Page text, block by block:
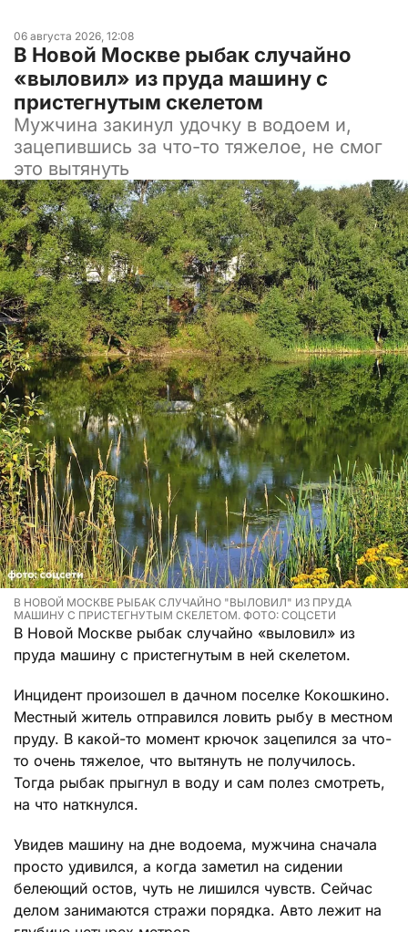
06 августа 2026, 12:08
В Новой Москве рыбак случайно
«выловил» из пруда машину с
пристегнутым скелетом
Мужчина закинул удочку в водоем и,
зацепившись за что-то тяжелое, не смог
это вытянуть
В НОВОЙ МОСКВЕ РЫБАК СЛУЧАЙНО "ВЫЛОВИЛ" ИЗ ПРУДА
МАШИНУ С ПРИСТЕГНУТЫМ СКЕЛЕТОМ. ФОТО: СОЦСЕТИ
В Новой Москве рыбак случайно «выловил» из
пруда машину с пристегнутым в ней скелетом.
Инцидент произошел в дачном поселке Кокошкино.
Местный житель отправился ловить рыбу в местном
пруду. В какой-то момент крючок зацепился за что-
то очень тяжелое, что вытянуть не получилось.
Тогда рыбак прыгнул в воду и сам полез смотреть,
на что наткнулся.
Увидев машину на дне водоема, мужчина сначала
просто удивился, а когда заметил на сидении
белеющий остов, чуть не лишился чувств. Сейчас
делом занимаются стражи порядка. Авто лежит на